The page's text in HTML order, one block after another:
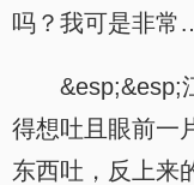
吗？我可是非
&esp;&esp;
得想吐且眼前一
东西吐，反上来